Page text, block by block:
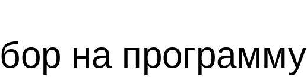
на программу